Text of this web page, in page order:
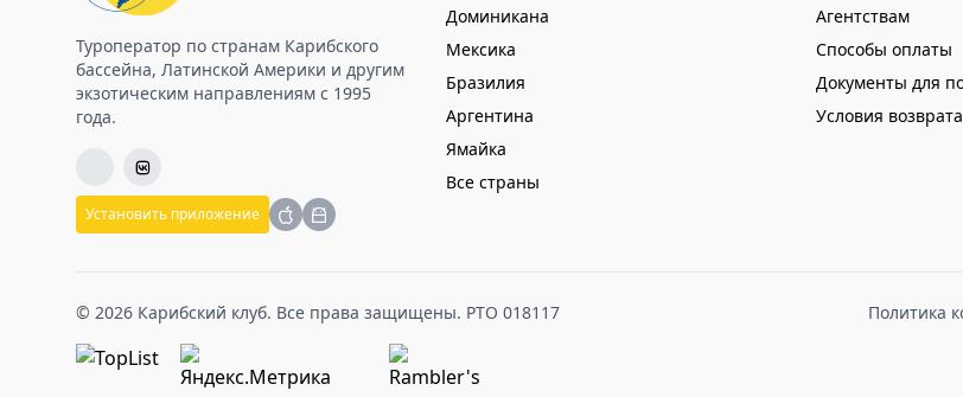
Спасибо за
Туроператор по странам Карибского
бассейна, Латинской Америки и другим
экзотическим направлениям с 1995
года.
Установить приложение
Доминикана
Мексика
Бразилия
Аргентина
Ямайка
Все страны
Агентствам
Способы оплаты
Документы для
Условия возврата
© 2026 Карибский клуб. Все права защищены. РТО 018117 Политика